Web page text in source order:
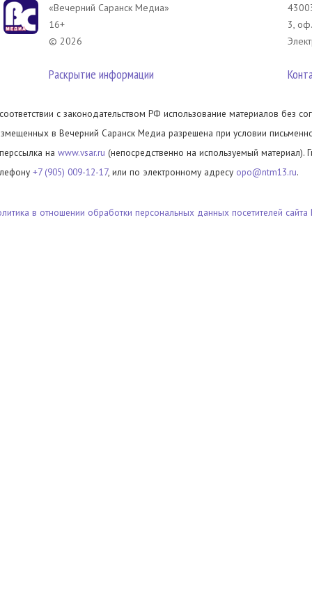
«Вечерний Саранск Mедиа»
16+
© 2026
Раскрытие информации
3,
с законодательством РФ использование материалов без
в Вечерний Саранск Медиа разрешена при условии
на www.vsar.ru (непосредственно на используемый материал).
+7 (905) 009-12-17, или по электронному адресу opo@ntm13.ru.
в отношении обработки персональных данных посетителей